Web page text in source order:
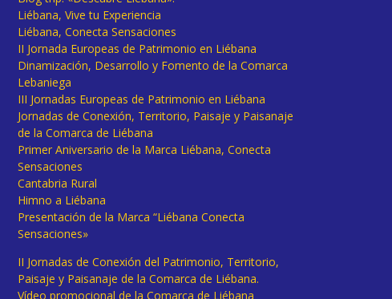
Liébana, Vive tu Experiencia
Liébana, Conecta Sensaciones
II Jornada Europeas de Patrimonio en Liébana
Dinamización, Desarrollo y Fomento de la Comarca
Lebaniega
III Jornadas Europeas de Patrimonio en Liébana
Jornadas de Conexión, Territorio, Paisaje y Paisanaje
de la Comarca de Liébana
Primer Aniversario de la Marca Liébana, Conecta
Sensaciones
Cantabria Rural
Himno a Liébana
Presentación de la Marca “Liébana Conecta
Sensaciones»
II Jornadas de Conexión del Patrimonio, Territorio,
Paisaje y Paisanaje de la Comarca de Liébana.
Vídeo promocional de la Comarca de Liébana